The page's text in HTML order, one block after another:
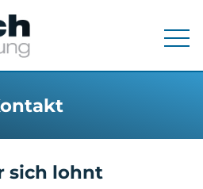
Menü
sich lohnt